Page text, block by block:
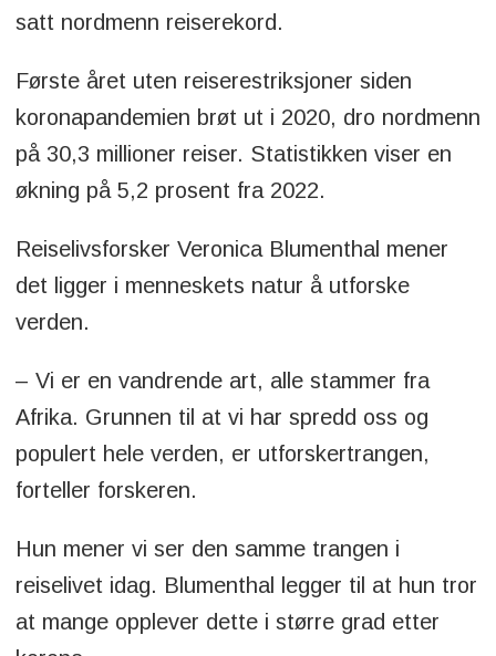
satt nordmenn reiserekord.
Første året uten reiserestriksjoner siden
koronapandemien brøt ut i 2020, dro nordmenn
på 30,3 millioner reiser. Statistikken viser en
økning på 5,2 prosent fra 2022.
Reiselivsforsker Veronica Blumenthal mener
det ligger i menneskets natur å utforske
verden.
– Vi er en vandrende art, alle stammer fra
Afrika. Grunnen til at vi har spredd oss og
populert hele verden, er utforskertrangen,
forteller forskeren.
Hun mener vi ser den samme trangen i
reiselivet idag. Blumenthal legger til at hun tror
at mange opplever dette i større grad etter